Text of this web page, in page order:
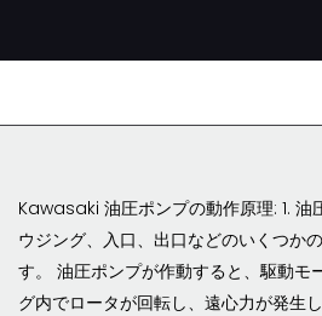
Kawasaki 油圧ポンプの動作原理: 1. 油
ウジング、入口、出口などのいくつか
す。 油圧ポンプが作動すると、駆動モ
グ内でロータが回転し、遠心力が発生